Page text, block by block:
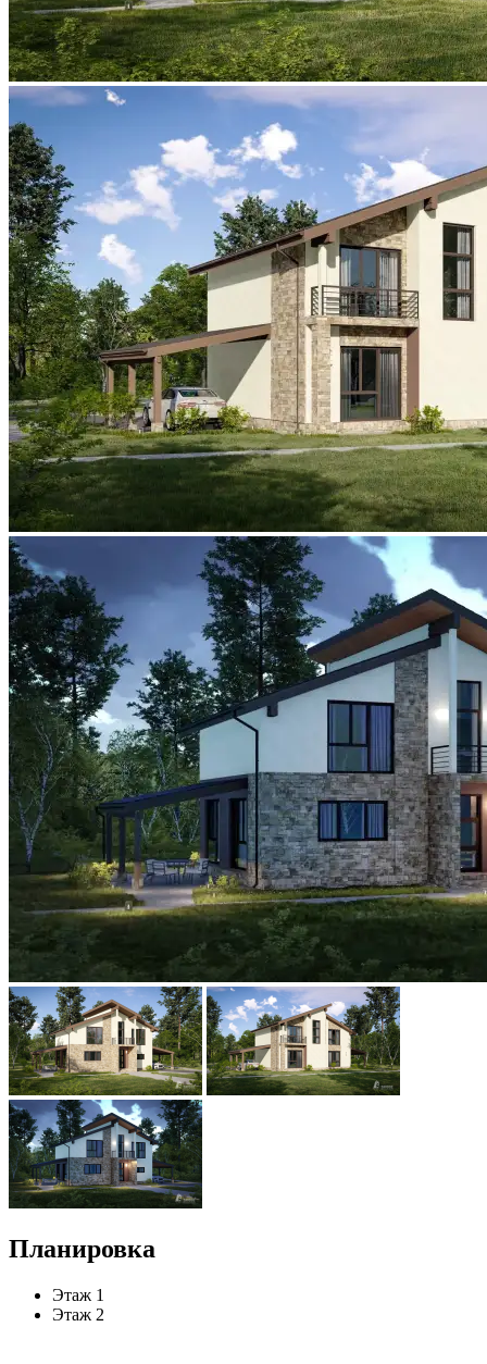
Планировка
Этаж 1
Этаж 2